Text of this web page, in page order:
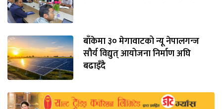
बाँकेमा ३० मेगावाटको न्यू नेपालगन्ज
सौर्य विद्युत् आयोजना निर्माण अघि
बढाइँदै